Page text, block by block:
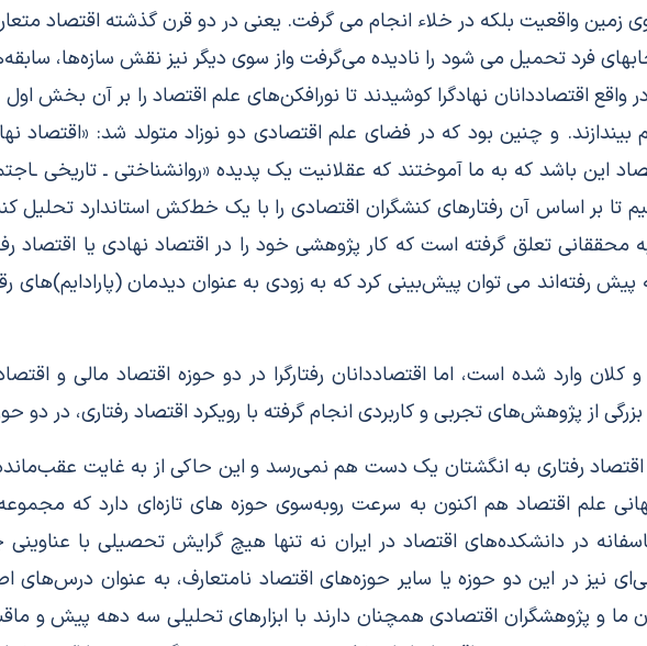
زمین واقعیت بلکه در خلاء انجام می گرفت. یعنی در دو قرن گذشته اقتصاد
فرد تحمیل می شود را نادیده می‌گرفت واز سوی دیگر نیز نقش سازه‌ها،
واقع اقتصاددانان نهادگرا کوشیدند تا نورافکن‌های علم اقتصاد را بر آن بخش اول
و چنین بود که در فضای علم اقتصادی دو نوزاد متولد شد: «اقتصاد
این باشد که به ما آموختند که عقلانیت یک پدیده «روانشناختی ـ تاریخی ـ
تا بر اساس آن رفتارهای کنشگران اقتصادی را با یک خط‌کش استاندارد تحلیل
تعلق گرفته است که کار پژوهشی خود را در اقتصاد نهادی یا اقتصاد
رفته‌اند می توان پیش‌بینی کرد که به زودی به عنوان دیدمان
کلان وارد شده است، اما اقتصاددانان رفتارگرا در دو حوزه اقتصاد مالی و
از پژوهش‌های تجربی و کاربردی انجام گرفته با رویکرد اقتصاد رفتاری، در دو
رفتاری به انگشتان یک دست هم نمی‌رسد و این حاکی از به غایت
علم اقتصاد هم اکنون به سرعت روبه‌سوی حوزه های تازه‌ای دارد که
در دانشکده‌های اقتصاد در ایران نه تنها هیچ‌ گرایش تحصیلی با
نیز در این دو حوزه یا سایر حوزه‌های اقتصاد نامتعارف، به عنوان درس‌های
و پژوهشگران اقتصادی همچنان دارند با ابزارهای تحلیلی سه دهه پیش و